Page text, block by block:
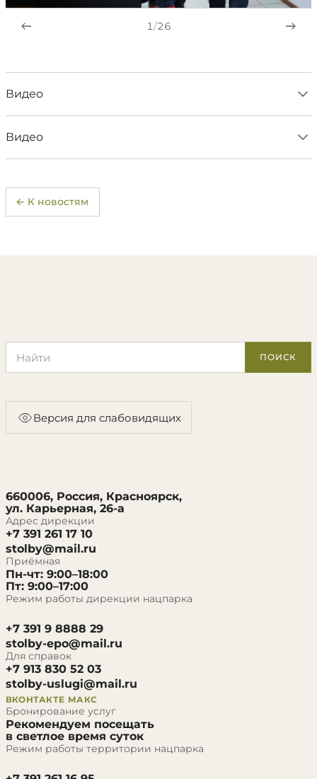
1/26
Видео
Видео
← К новостям
ПОИСК
Версия для слабовидящих
660006, Россия, Красноярск,
ул. Карьерная, 26-а
Адрес дирекции
+7 391 261 17 10
stolby@mail.ru
Приёмная
Пн-чт: 9:00–18:00
Пт: 9:00–17:00
Режим работы дирекции нацпарка
+7 391 9 8888 29
stolby-epo@mail.ru
Для справок
+7 913 830 52 03
stolby-uslugi@mail.ru
ВКОНТАКТЕ МАКС
Бронирование услуг
Рекомендуем посещать
в светлое время суток
Режим работы территории нацпарка